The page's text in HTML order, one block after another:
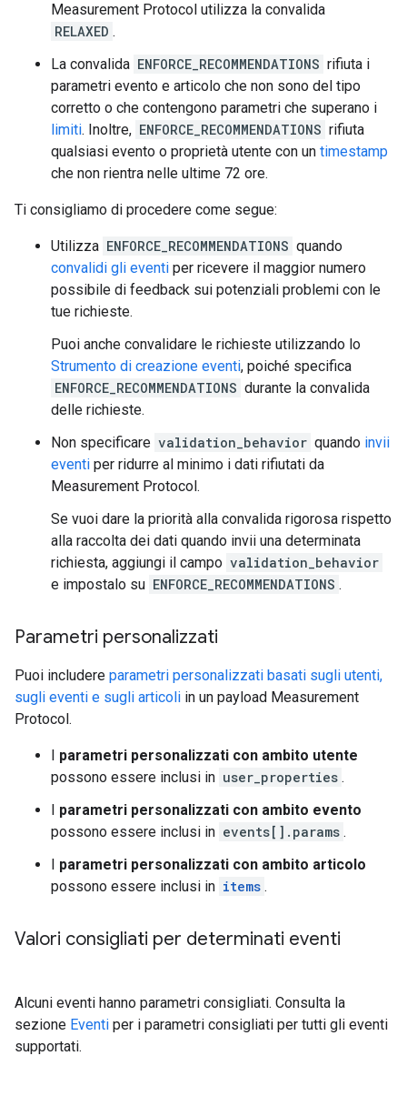
Measurement Protocol utilizza la convalida
RELAXED .
La convalida ENFORCE_RECOMMENDATIONS rifiuta i
parametri evento e articolo che non sono del tipo
corretto o che contengono parametri che superano i
limiti. Inoltre, ENFORCE_RECOMMENDATIONS rifiuta
qualsiasi evento o proprietà utente con un timestamp
che non rientra nelle ultime 72 ore.
Ti consigliamo di procedere come segue:
Utilizza ENFORCE_RECOMMENDATIONS quando
convalidi gli eventi per ricevere il maggior numero
possibile di feedback sui potenziali problemi con le
tue richieste.
Puoi anche convalidare le richieste utilizzando lo
Strumento di creazione eventi, poiché specifica
ENFORCE_RECOMMENDATIONS durante la convalida
delle richieste.
Non specificare validation_behavior quando invii
eventi per ridurre al minimo i dati rifiutati da
Measurement Protocol.
Se vuoi dare la priorità alla convalida rigorosa rispetto
alla raccolta dei dati quando invii una determinata
richiesta, aggiungi il campo validation_behavior
e impostalo su ENFORCE_RECOMMENDATIONS .
Parametri personalizzati
Puoi includere parametri personalizzati basati sugli utenti,
sugli eventi e sugli articoli in un payload Measurement
Protocol.
I parametri personalizzati con ambito utente
possono essere inclusi in user_properties .
I parametri personalizzati con ambito evento
possono essere inclusi in events[].params .
I parametri personalizzati con ambito articolo
possono essere inclusi in items .
Valori consigliati per determinati eventi
Alcuni eventi hanno parametri consigliati. Consulta la
sezione Eventi per i parametri consigliati per tutti gli eventi
supportati.